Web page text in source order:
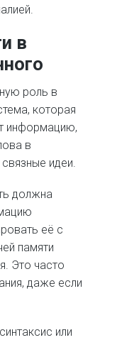
в
роль в
которая
информацию,
в
идеи.
должна
её с
памяти
Это часто
даже если
или